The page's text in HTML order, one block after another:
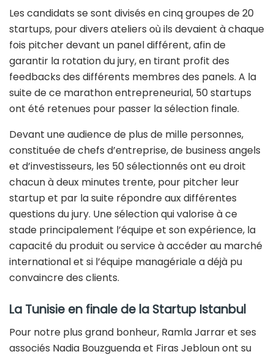
Les candidats se sont divisés en cinq groupes de 20
startups, pour divers ateliers où ils devaient à chaque
fois pitcher devant un panel différent, afin de
garantir la rotation du jury, en tirant profit des
feedbacks des différents membres des panels. A la
suite de ce marathon entrepreneurial, 50 startups
ont été retenues pour passer la sélection finale.
Devant une audience de plus de mille personnes,
constituée de chefs d’entreprise, de business angels
et d’investisseurs, les 50 sélectionnés ont eu droit
chacun à deux minutes trente, pour pitcher leur
startup et par la suite répondre aux différentes
questions du jury. Une sélection qui valorise à ce
stade principalement l’équipe et son expérience, la
capacité du produit ou service à accéder au marché
international et si l’équipe managériale a déjà pu
convaincre des clients.
La Tunisie en finale de la Startup Istanbul
Pour notre plus grand bonheur, Ramla Jarrar et ses
associés Nadia Bouzguenda et Firas Jebloun ont su